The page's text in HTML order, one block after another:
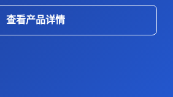
查看产品详情